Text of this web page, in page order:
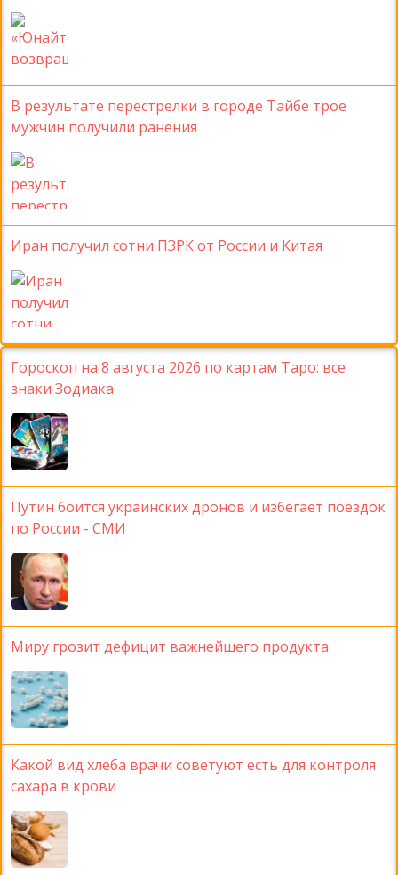
В результате перестрелки в городе Тайбе трое
мужчин получили ранения
Иран получил сотни ПЗРК от России и Китая
Гороскоп на 8 августа 2026 по картам Таро: все
знаки Зодиака
Путин боится украинских дронов и избегает поездок
по России - СМИ
Миру грозит дефицит важнейшего продукта
Какой вид хлеба врачи советуют есть для контроля
сахара в крови